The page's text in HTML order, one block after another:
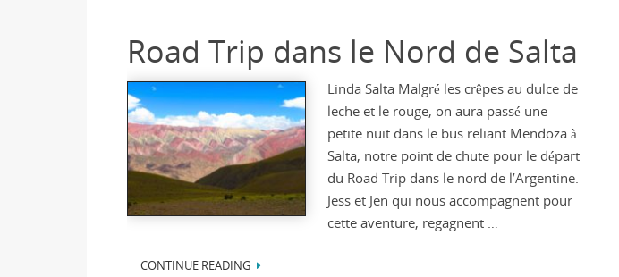
Road Trip dans le Nord de Salta
Linda Salta Malgré les crêpes au dulce de
leche et le rouge, on aura passé une
petite nuit dans le bus reliant Mendoza à
Salta, notre point de chute pour le départ
du Road Trip dans le nord de l’Argentine.
Jess et Jen qui nous accompagnent pour
cette aventure, regagnent …
CONTINUE READING